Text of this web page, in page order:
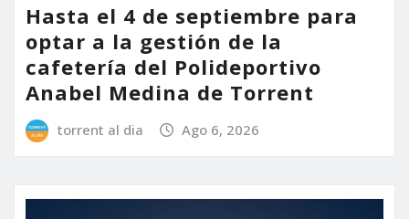
Hasta el 4 de septiembre para
optar a la gestión de la
cafetería del Polideportivo
Anabel Medina de Torrent
torrent al dia Ago 6, 2026